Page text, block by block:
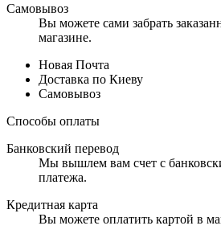
Самовывоз
Вы можете сами забрать
магазине.
Новая Почта
Доставка по Киеву
Самовывоз
Способы оплаты
Банковский перевод
Мы вышлем вам счет с
платежа.
Кредитная карта
Вы можете оплатить картой в